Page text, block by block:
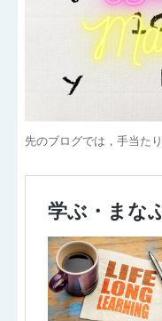
先のブログでは，手当た